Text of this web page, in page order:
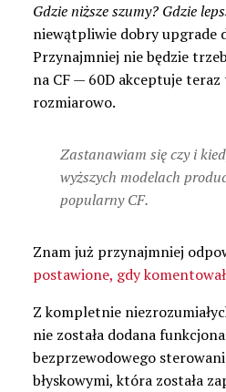
Gdzie niższe szumy? Gdzie
niewątpliwie dobry upgrade
Przynajmniej nie będzie
na CF — 60D akceptuje
rozmiarowo.
Zastanawiam się czy i
wyższych modelach
popularny CF.
Znam już przynajmniej
postawione, gdy
Z kompletnie
nie została dodana
bezprzewodowego
błyskowymi, która została